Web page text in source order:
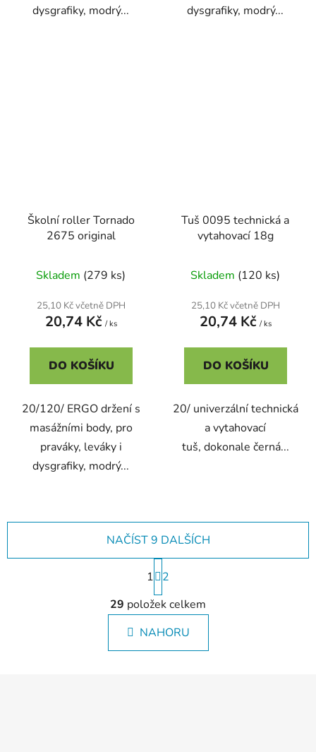
dysgrafiky, modrý...
dysgrafiky, modrý...
Školní roller Tornado
2675 original
Skladem (279 ks)
25,10 Kč včetně DPH
20,74 Kč / ks
DO KOŠÍKU
20/120/ ERGO držení s
masážními body, pro
praváky, leváky i
dysgrafiky, modrý...
Tuš 0095 technická a
vytahovací 18g
Skladem (120 ks)
25,10 Kč včetně DPH
20,74 Kč / ks
DO KOŠÍKU
20/ univerzální technická
a vytahovací
tuš, dokonale černá...
O
v
l
á
d
NAČÍST 9 DALŠÍCH
S
t
r
á
n
k
1
2
29 položek celkem
NAHORU